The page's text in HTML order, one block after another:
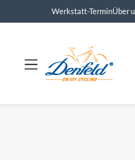
springenWerkstatt-TerminÜber